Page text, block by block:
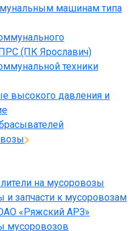
машинам типа
(ПК Ярославич)
техники
высокого давления и
на мусоровозы
и запчасти к мусоровозам
«Ряжский АРЗ»
мусоровозов